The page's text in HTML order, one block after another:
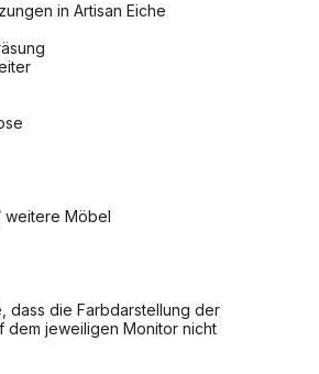
in Artisan Eiche
weitere Möbel
dass die Farbdarstellung der
dem jeweiligen Monitor nicht